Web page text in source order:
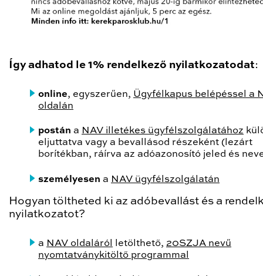
Így adhatod le 1% rendelkező nyilatkozatodat:
online, egyszerűen, Ügyfélkapus belépéssel a
oldalán
postán a NAV illetékes ügyfélszolgálatához
eljuttatva vagy a bevallásod részeként (lezárt
borítékban, ráírva az adóazonosító jeled és
személyesen a NAV ügyfélszolgálatán
Hogyan töltheted ki az adóbevallást és a
nyilatkozatot?
a NAV oldaláról letölthető, 20SZJA nevű
nyomtatványkitöltő programmal